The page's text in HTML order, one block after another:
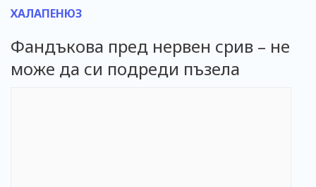
ХАЛАПЕНЮЗ
Фандъкова пред нервен срив – не
може да си подреди пъзела